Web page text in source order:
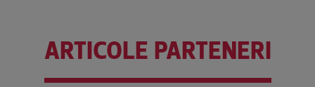
ARTICOLE PARTENERI